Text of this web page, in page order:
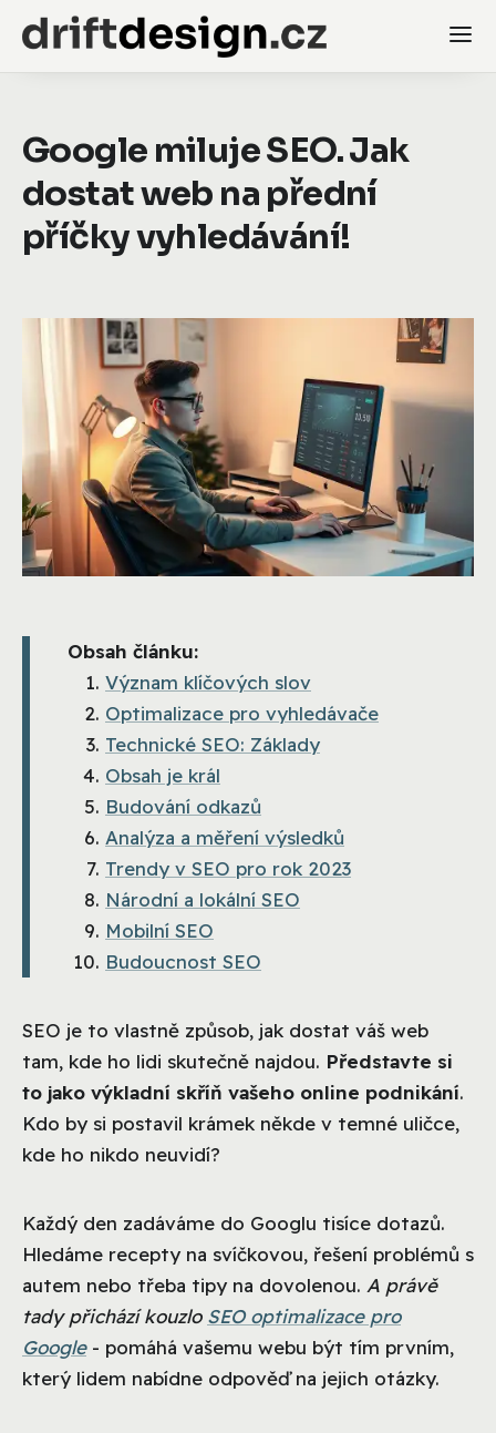
Google miluje SEO. Jak
dostat web na přední
příčky vyhledávání!
Obsah článku:
Význam klíčových slov
Optimalizace pro vyhledávače
Technické SEO: Základy
Obsah je král
Budování odkazů
Analýza a měření výsledků
Trendy v SEO pro rok 2023
Národní a lokální SEO
Mobilní SEO
Budoucnost SEO
SEO je to vlastně způsob, jak dostat váš web
tam, kde ho lidi skutečně najdou. Představte si
to jako výkladní skříň vašeho online podnikání.
Kdo by si postavil krámek někde v temné uličce,
kde ho nikdo neuvidí?
Každý den zadáváme do Googlu tisíce dotazů.
Hledáme recepty na svíčkovou, řešení problémů s
autem nebo třeba tipy na dovolenou. A právě
tady přichází kouzlo SEO optimalizace pro
Google- pomáhá vašemu webu být tím prvním,
který lidem nabídne odpověď na jejich otázky.